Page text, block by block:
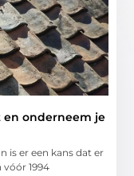
en onderneem je
is er een kans dat er
1994